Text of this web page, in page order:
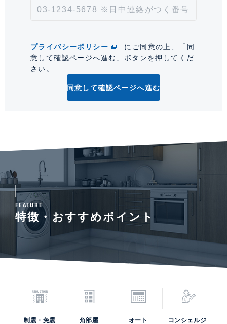
2026年8月6日
時間を表示します。
プライバシーポリシー
にご同意の上、「同
意して確認ページへ進む」ボタンを押してくだ
さい。
同意して確認ページへ進む
FEATURE
特徴・おすすめポイント
制震・免震 角部屋
オート
コンシェルジ